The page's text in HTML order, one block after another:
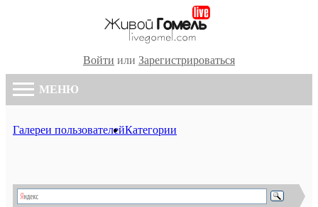
Войти или Зарегистрироваться
МЕНЮ
Галереи пользователейКатегории